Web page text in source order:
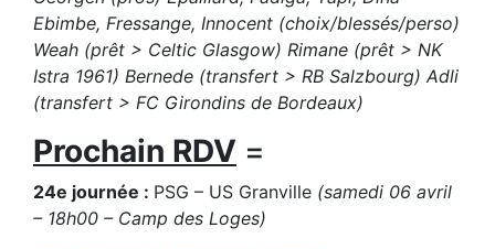
Ebimbe, Fressange, Innocent (choix/blessés/perso)
Weah (prêt > Celtic Glasgow) Rimane (prêt > NK
Istra 1961) Bernede (transfert > RB Salzbourg) Adli
(transfert > FC Girondins de Bordeaux)
Prochain RDV =
24e journée : PSG – US Granville (samedi 06 avril
– 18h00 – Camp des Loges)